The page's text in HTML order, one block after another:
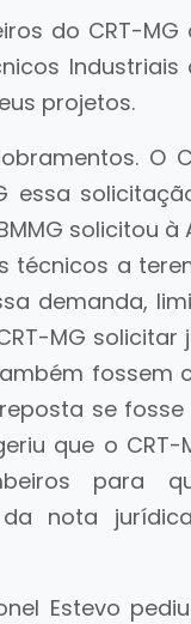
do CRT-
Industriais
projetos.
O
essa
solicitou à
técnicos a
demanda,
MG solicitar
fossem
se
que o CRT-
para
nota
Estevo